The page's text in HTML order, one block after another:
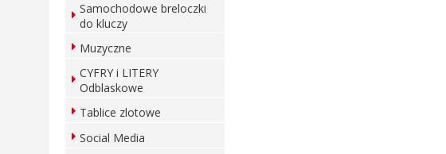
Samochodowe breloczki
do kluczy
Muzyczne
CYFRY i LITERY
Odblaskowe
Tablice zlotowe
Social Media